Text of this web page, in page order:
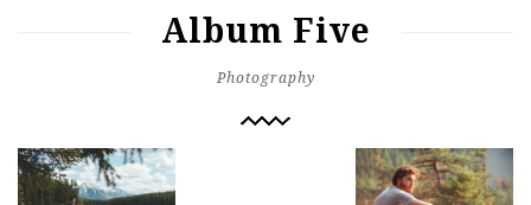
Album Five
Photography